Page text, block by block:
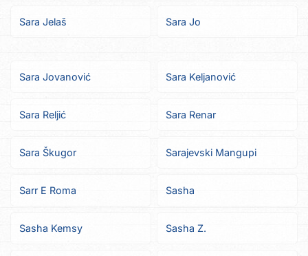
Sara Jelaš Sara Jo
Sara Jovanović Sara Keljanović
Sara Reljić Sara Renar
Sara Škugor Sarajevski Mangupi
Sarr E Roma Sasha
Sasha Kemsy Sasha Z.